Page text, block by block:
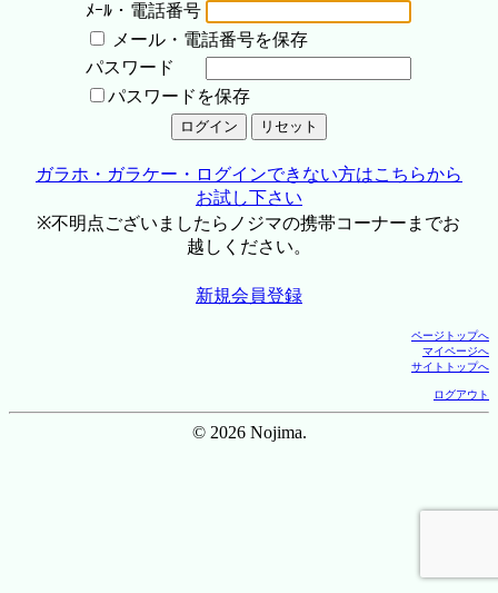
ﾒｰﾙ・電話番号
メール・電話番号を保存
パスワード
パスワードを保存
ガラホ・ガラケー・ログインできない方はこちらから
お試し下さい
※不明点ございましたらノジマの携帯コーナーまでお
越しください。
新規会員登録
ページトップへ
マイページへ
サイトトップへ
ログアウト
© 2026 Nojima.